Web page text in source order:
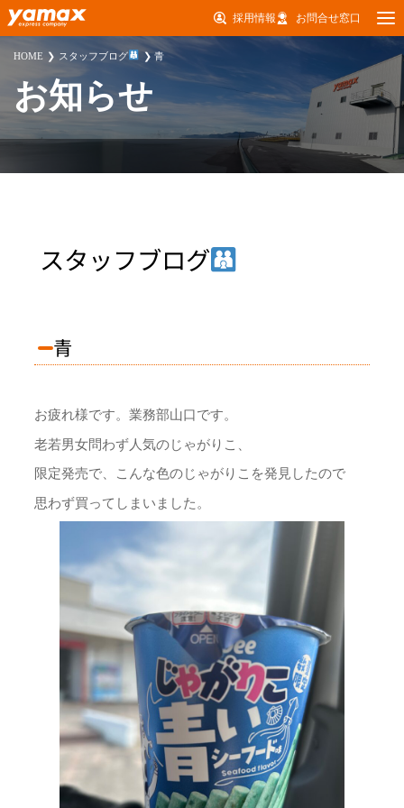
採用情報 お問合せ窓口
HOME スタッフブログ 青
お知らせ
スタッフブログ
青
お疲れ様です。業務部山口です。
老若男女問わず人気のじゃがりこ、
限定発売で、こんな色のじゃがりこを発見したので
思わず買ってしまいました。